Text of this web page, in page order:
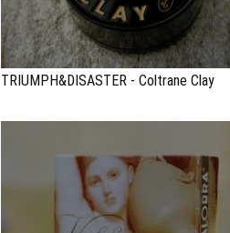
TRIUMPH&DISASTER - Coltrane Clay